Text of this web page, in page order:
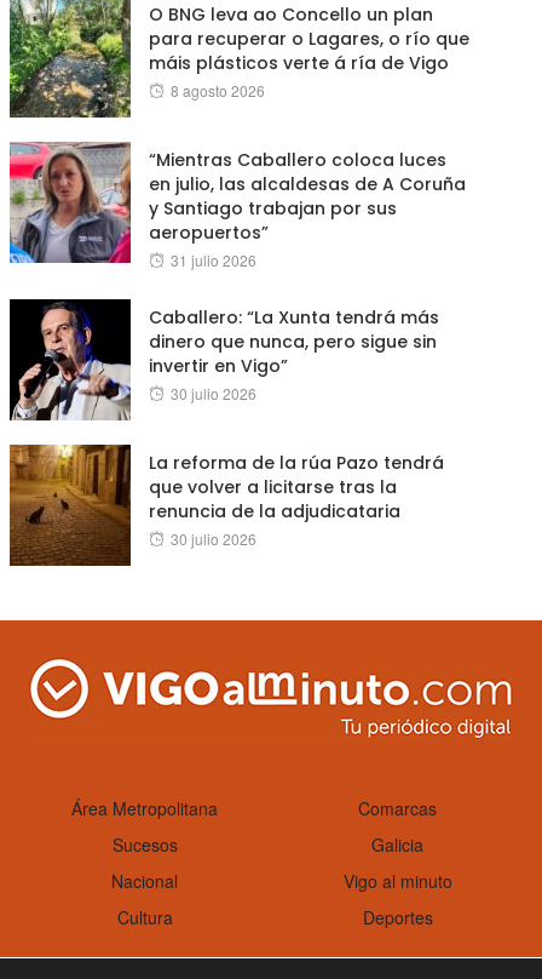
O BNG leva ao Concello un plan
para recuperar o Lagares, o río que
máis plásticos verte á ría de Vigo
Posted
8 agosto 2026
“Mientras Caballero coloca luces
en julio, las alcaldesas de A Coruña
y Santiago trabajan por sus
aeropuertos”
Posted
31 julio 2026
Caballero: “La Xunta tendrá más
dinero que nunca, pero sigue sin
invertir en Vigo”
Posted
30 julio 2026
La reforma de la rúa Pazo tendrá
que volver a licitarse tras la
renuncia de la adjudicataria
Posted
30 julio 2026
Área Metropolitana
Comarcas
Sucesos
Galicia
Nacional
Vigo al minuto
Cultura
Deportes